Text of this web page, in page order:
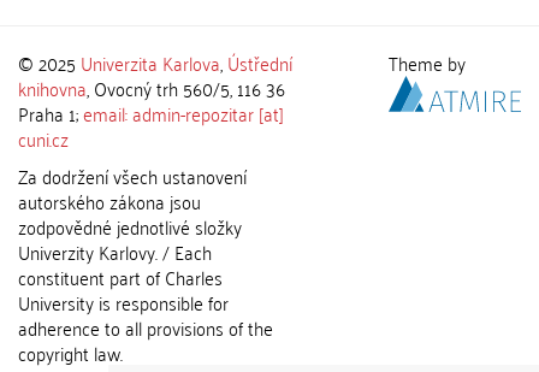
© 2025 Univerzita Karlova,Ústřední
knihovna, Ovocný trh 560/5, 116 36
Praha 1;email: admin-repozitar [at]
cuni.cz
Za dodržení všech ustanovení
autorského zákona jsou
zodpovědné jednotlivé složky
Univerzity Karlovy. / Each
constituent part of Charles
University is responsible for
adherence to all provisions of the
copyright law.
Theme by